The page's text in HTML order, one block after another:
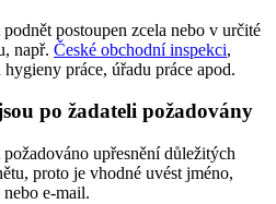
postoupen zcela nebo v určité
např. České obchodní inspekci,
hygieny práce, úřadu práce apod.
po žadateli požadovány
upřesnění důležitých
proto je vhodné uvést jméno,
e-mail.